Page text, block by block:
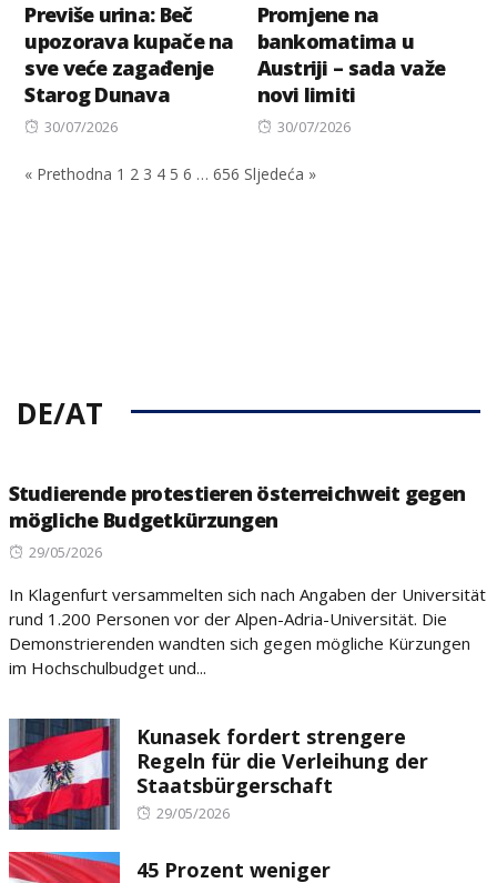
Previše urina: Beč
upozorava kupače na
sve veće zagađenje
Starog Dunava
Posted
30/07/2026
Promjene na
bankomatima u
Austriji – sada važe
novi limiti
Posted
30/07/2026
« Prethodna 1 2 3 4 5 6 … 656 Sljedeća »
DE/AT
Studierende protestieren österreichweit gegen
mögliche Budgetkürzungen
Posted
29/05/2026
In Klagenfurt versammelten sich nach Angaben der Universität
rund 1.200 Personen vor der Alpen-Adria-Universität. Die
Demonstrierenden wandten sich gegen mögliche Kürzungen
im Hochschulbudget und...
Kunasek fordert strengere
Regeln für die Verleihung der
Staatsbürgerschaft
Posted
29/05/2026
45 Prozent weniger